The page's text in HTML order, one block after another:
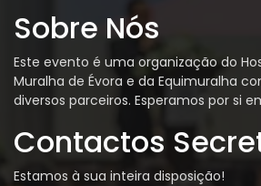
Sobre Nós
Este evento é uma organização do
Muralha de Évora e da Equimuralha
diversos parceiros. Esperamos por si
Contactos
Estamos à sua inteira disposição!